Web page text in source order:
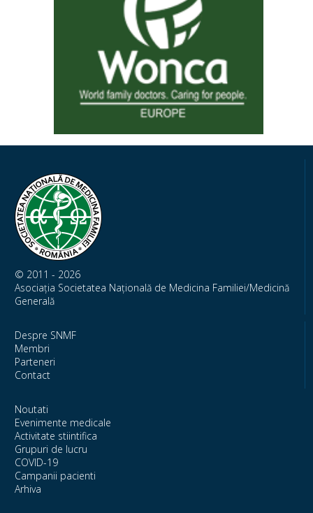
© 2011 - 2026
Asociația Societatea Națională de Medicina Familiei/Medicină
Generală
Despre SNMF
Membri
Parteneri
Contact
Noutati
Evenimente medicale
Activitate stiintifica
Grupuri de lucru
COVID-19
Campanii pacienti
Arhiva